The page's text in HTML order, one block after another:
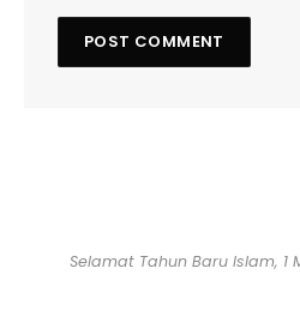
Selamat Tahun Baru Islam, 1